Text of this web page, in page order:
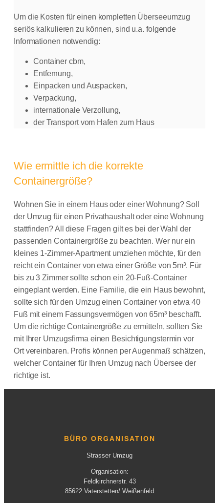
Um die Kosten für einen kompletten Überseeumzug
seriös kalkulieren zu können, sind u.a. folgende
Informationen notwendig:
Container cbm,
Entfernung,
Einpacken und Auspacken,
Verpackung,
internationale Verzollung,
der Transport vom Hafen zum Haus
Wie ermittle ich die korrekte
Containergröße?
Wohnen Sie in einem Haus oder einer Wohnung? Soll
der Umzug für einen Privathaushalt oder eine Wohnung
stattfinden? All diese Fragen gilt es bei der Wahl der
passenden Containergröße zu beachten. Wer nur ein
kleines 1-Zimmer-Apartment umziehen möchte, für den
reicht ein Container von etwa einer Größe von 5m³. Für
bis zu 3 Zimmer sollte schon ein 20-Fuß-Container
eingeplant werden. Eine Familie, die ein Haus bewohnt,
sollte sich für den Umzug einen Container von etwa 40
Fuß mit einem Fassungsvermögen von 65m³ beschafft.
Um die richtige Containergröße zu ermitteln, sollten Sie
mit Ihrer Umzugsfirma einen Besichtigungstermin vor
Ort vereinbaren. Profis können per Augenmaß schätzen,
welcher Container für Ihren Umzug nach Übersee der
richtige ist.
BÜRO ORGANISATION
Strasser Umzug
Organisation:
Feldkirchnerstr. 43
85622 Vaterstetten/ Weißenfeld